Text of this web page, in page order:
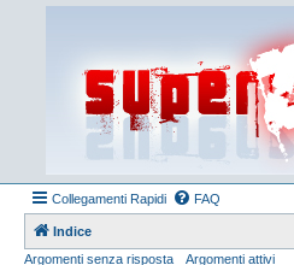
Collegamenti Rapidi FAQ
Indice
Argomenti senza risposta
Argomenti attivi